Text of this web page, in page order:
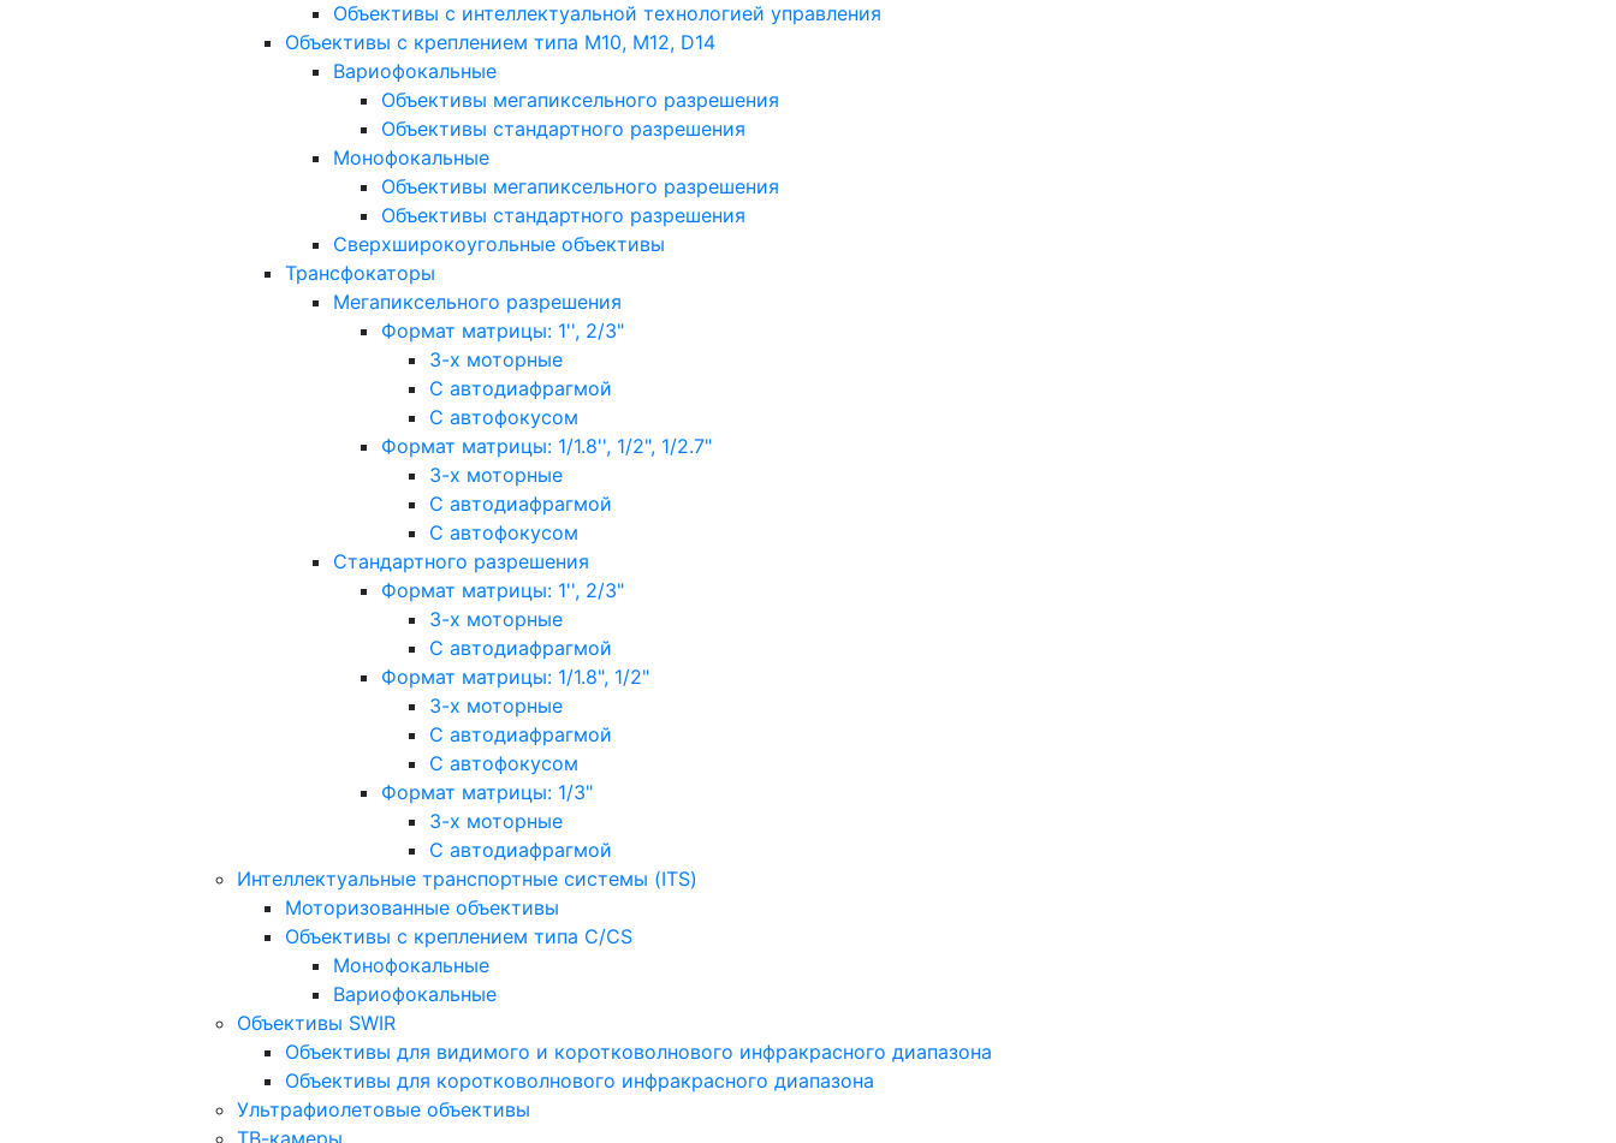
Объективы с интеллектуальной технологией управления
Объективы с креплением типа M10, M12, D14
Вариофокальные
Объективы мегапиксельного разрешения
Объективы стандартного разрешения
Монофокальные
Объективы мегапиксельного разрешения
Объективы стандартного разрешения
Сверхширокоугольные объективы
Трансфокаторы
Мегапиксельного разрешения
Формат матрицы: 1'', 2/3"
3-х моторные
С автодиафрагмой
С автофокусом
Формат матрицы: 1/1.8'', 1/2", 1/2.7"
3-х моторные
С автодиафрагмой
С автофокусом
Стандартного разрешения
Формат матрицы: 1'', 2/3"
3-х моторные
С автодиафрагмой
Формат матрицы: 1/1.8", 1/2"
3-х моторные
С автодиафрагмой
С автофокусом
Формат матрицы: 1/3"
3-х моторные
С автодиафрагмой
Интеллектуальные транспортные системы (ITS)
Моторизованные объективы
Объективы с креплением типа C/CS
Монофокальные
Вариофокальные
Объективы SWIR
Объективы для видимого и коротковолнового инфракрасного диапазона
Объективы для коротковолнового инфракрасного диапазона
Ультрафиолетовые объективы
ТВ-камеры